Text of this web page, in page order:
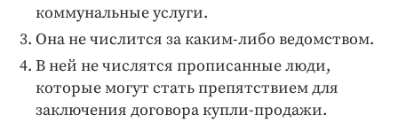
коммунальные услуги.
Она не числится за каким-либо ведомством.
В ней не числятся прописанные люди,
которые могут стать препятствием для
заключения договора купли-продажи.